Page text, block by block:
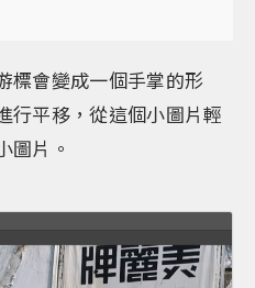
標會變成一個手掌的形
行平移，從這個小圖片輕
圖片。